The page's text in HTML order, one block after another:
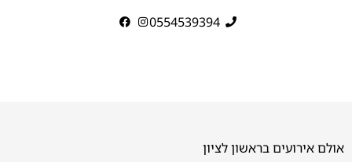
0554539394
אולם אירועים בראשון לציון